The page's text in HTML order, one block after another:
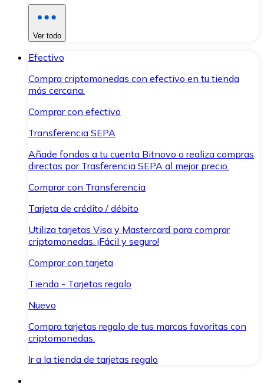
Ver todo
Efectivo
Compra criptomonedas con efectivo en tu tienda
más cercana.
Comprar con efectivo
Transferencia SEPA
Añade fondos a tu cuenta Bitnovo o realiza compras
directas por Trasferencia SEPA al mejor precio.
Comprar con Transferencia
Tarjeta de crédito / débito
Utiliza tarjetas Visa y Mastercard para comprar
criptomonedas. ¡Fácil y seguro!
Comprar con tarjeta
Tienda - Tarjetas regalo
Nuevo
Compra tarjetas regalo de tus marcas favoritas con
criptomonedas.
Ir a la tienda de tarjetas regalo